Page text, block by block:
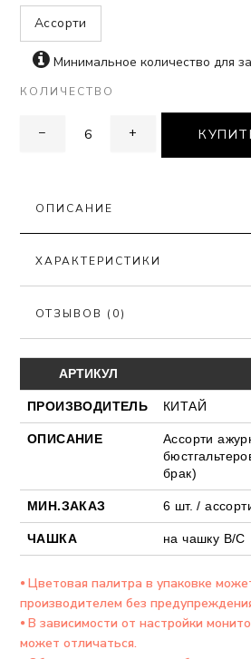
Ассорти
Минимальное количество для
КОЛИЧЕСТВО
− +
ОПИСАНИЕ
ХАРАКТЕРИСТИКИ
ОТЗЫВОВ (0)
АРТИКУЛ
ПРОИЗВОДИТЕЛЬ КИТАЙ
ОПИСАНИЕ
Ассорти
брак)
МИН.ЗАКАЗ 6 шт. /
ЧАШКА на чашку В/С
⦁ Цветовая палитра в упаковке
производителем без
⦁ В зависимости от настройки
может отличаться.